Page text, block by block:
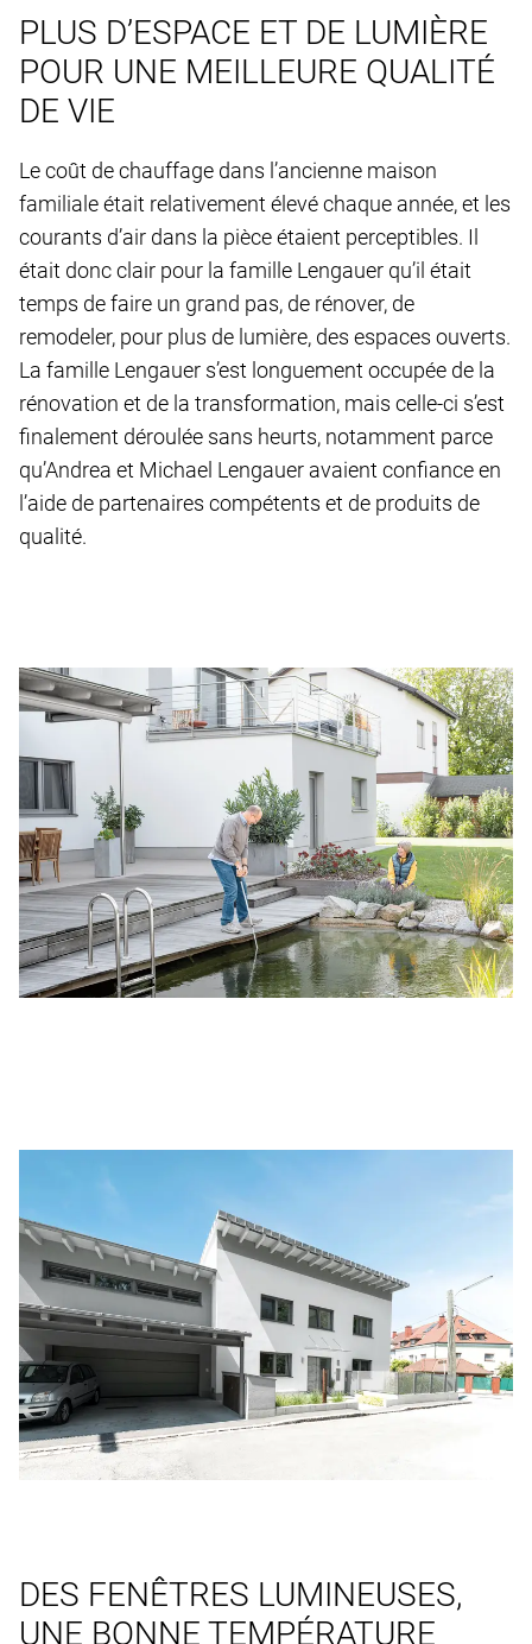
PLUS D’ESPACE ET DE LUMIÈRE
POUR UNE MEILLEURE QUALITÉ
DE VIE
Le coût de chauffage dans l’ancienne maison
familiale était relativement élevé chaque année, et les
courants d’air dans la pièce étaient perceptibles. Il
était donc clair pour la famille Lengauer qu’il était
temps de faire un grand pas, de rénover, de
remodeler, pour plus de lumière, des espaces ouverts.
La famille Lengauer s’est longuement occupée de la
rénovation et de la transformation, mais celle-ci s’est
finalement déroulée sans heurts, notamment parce
qu’Andrea et Michael Lengauer avaient confiance en
l’aide de partenaires compétents et de produits de
qualité.
DES FENÊTRES LUMINEUSES,
UNE BONNE TEMPÉRATURE